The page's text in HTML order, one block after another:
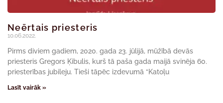
Neērtais priesteris
10.06.2022.
Pirms diviem gadiem, 2020. gada 23. jūlijā, mūžībā devās
priesteris Gregors Ķibulis, kurš tā paša gada maijā svinēja 60.
priesterības jubileju. Tieši tāpēc izdevumā “Katoļu
Lasīt vairāk »